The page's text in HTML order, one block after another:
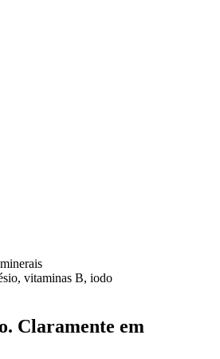
vitaminas B, iodo
Claramente em